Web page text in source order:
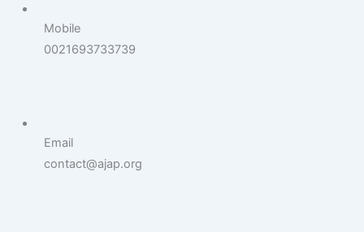
Mobile
0021693733739
Email
contact@ajap.org